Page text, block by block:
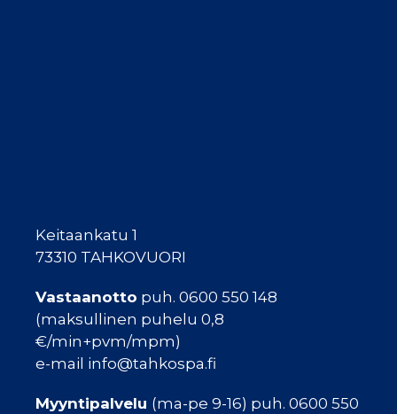
Keitaankatu 1
73310 TAHKOVUORI
Vastaanotto puh. 0600 550 148
(maksullinen puhelu 0,8
€/min+pvm/mpm)
e-mail info@tahkospa.fi
Myyntipalvelu (ma-pe 9-16) puh. 0600 550